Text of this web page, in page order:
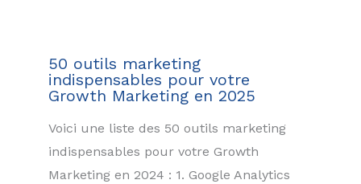
50 outils marketing
indispensables pour votre
Growth Marketing en 2025
Voici une liste des 50 outils marketing
indispensables pour votre Growth
Marketing en 2024 : 1. Google Analytics